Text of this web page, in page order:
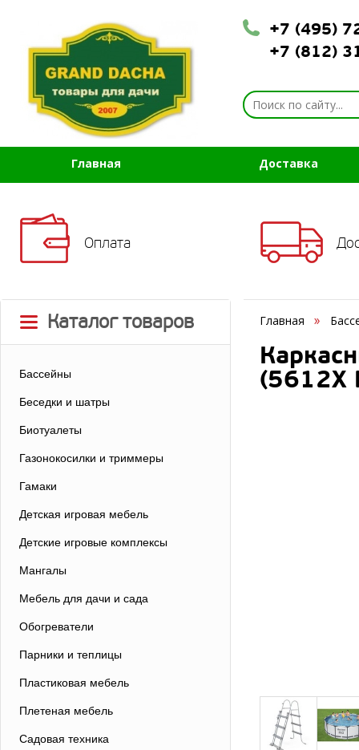
+7 (495)
+7 (812)
Главная Доставка
Оплата
Каталог товаров
Бассейны
Беседки и шатры
Биотуалеты
Газонокосилки и триммеры
Гамаки
Детская игровая мебель
Детские игровые комплексы
Мангалы
Мебель для дачи и сада
Обогреватели
Парники и теплицы
Пластиковая мебель
Плетеная мебель
Садовая техника
Главная
(5612X